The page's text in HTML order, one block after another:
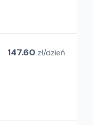
147.60 zł/dzień